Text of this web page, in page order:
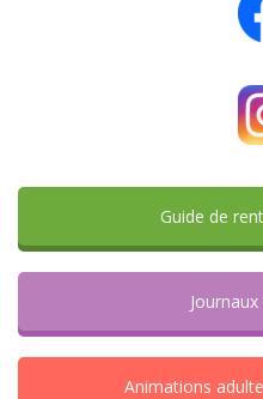
Guide de
Animations